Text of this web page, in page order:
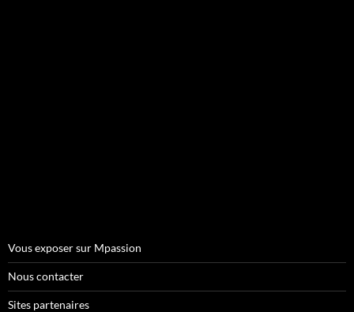
Vous exposer sur Mpassion
Nous contacter
Sites partenaires